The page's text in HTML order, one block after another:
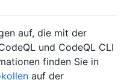
auf, die mit der
und CodeQL CLI
finden Sie in
auf der